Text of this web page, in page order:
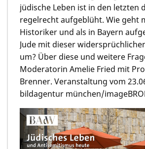
jüdische Leben ist in den letzten
regelrecht aufgeblüht. Wie geht
Historiker und als in Bayern
Jude mit dieser
um? Über diese und weitere
Moderatorin Amelie Fried mit
Brenner. Veranstaltung vom
bildagentur münchen/